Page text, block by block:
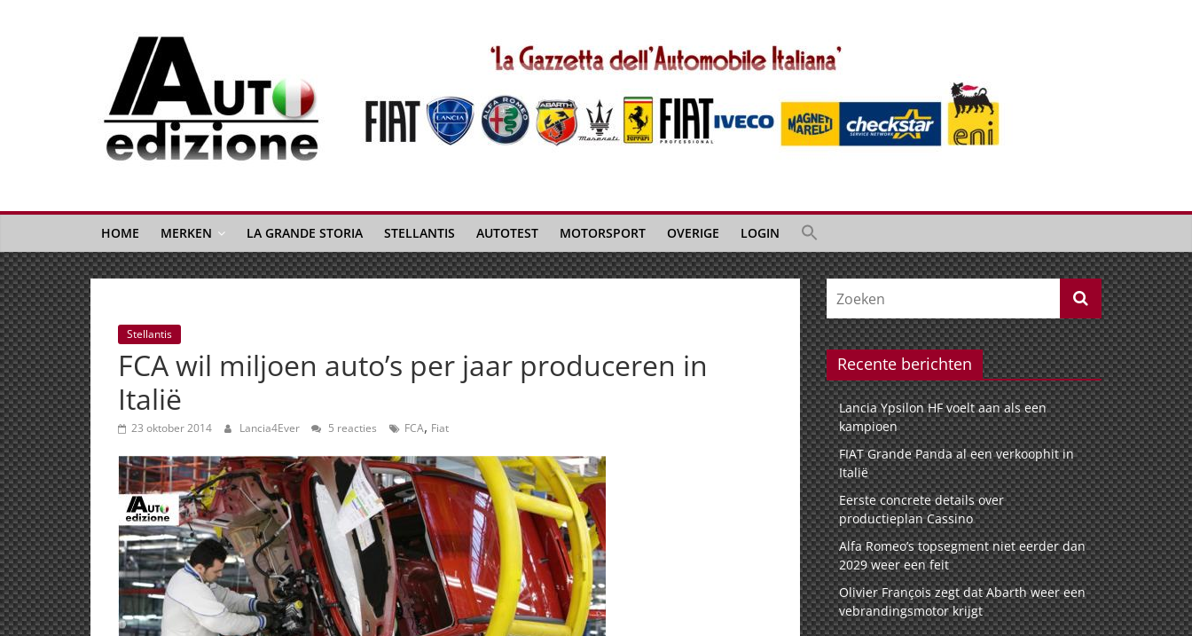
Auto
Edizione
La
Gazetta
dell'Automobile
Italiana
|
Italiaans
autonieuws
&
lifestyle
HOME MERKEN LA GRANDE STORIA STELLANTIS AUTOTEST MOTORSPORT OVERIGE LOGIN
Stellantis
FCA wil miljoen auto’s per jaar produceren in
Italië
23 oktober 2014 Lancia4Ever 5 reacties FCA, Fiat
Recente berichten
Lancia Ypsilon HF voelt aan als een
kampioen
FIAT Grande Panda al een verkoophit in
Italië
Eerste concrete details over
productieplan Cassino
Alfa Romeo’s topsegment niet eerder dan
2029 weer een feit
Olivier François zegt dat Abarth weer een
vebrandingsmotor krijgt